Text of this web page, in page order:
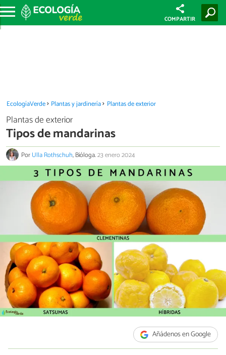
COMPARTIR
EcologíaVerde Plantas y jardinería Plantas de exterior
Plantas de exterior
Tipos de mandarinas
PorUlla Rothschuh, Bióloga.23 enero 2024
Añádenos en Google